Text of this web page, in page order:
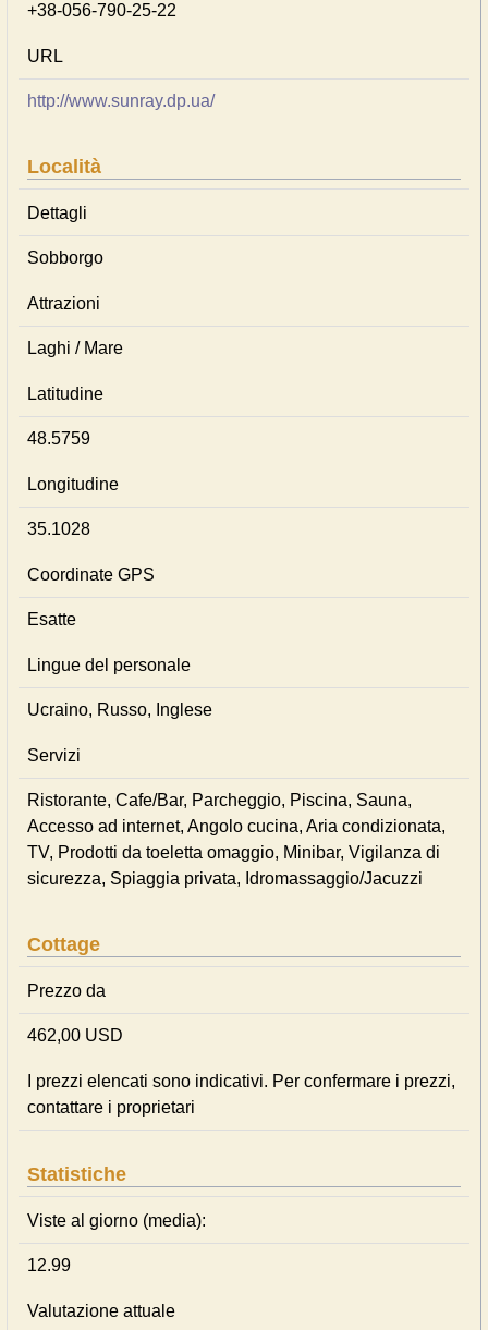
+38-056-790-25-22
URL
http://www.sunray.dp.ua/
Località
Dettagli
Sobborgo
Attrazioni
Laghi / Mare
Latitudine
48.5759
Longitudine
35.1028
Coordinate GPS
Esatte
Lingue del personale
Ucraino, Russo, Inglese
Servizi
Ristorante, Cafe/Bar, Parcheggio, Piscina, Sauna,
Accesso ad internet, Angolo cucina, Aria condizionata,
TV, Prodotti da toeletta omaggio, Minibar, Vigilanza di
sicurezza, Spiaggia privata, Idromassaggio/Jacuzzi
Cottage
Prezzo da
462,00 USD
I prezzi elencati sono indicativi. Per confermare i prezzi,
contattare i proprietari
Statistiche
Viste al giorno (media):
12.99
Valutazione attuale